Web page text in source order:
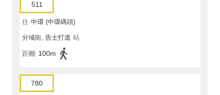
511
往 中環 (中環碼頭)
分域街, 告士打道 站
距離 100m
780